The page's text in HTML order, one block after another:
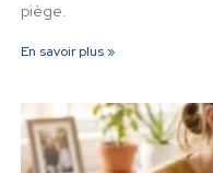
piège.
En savoir plus »